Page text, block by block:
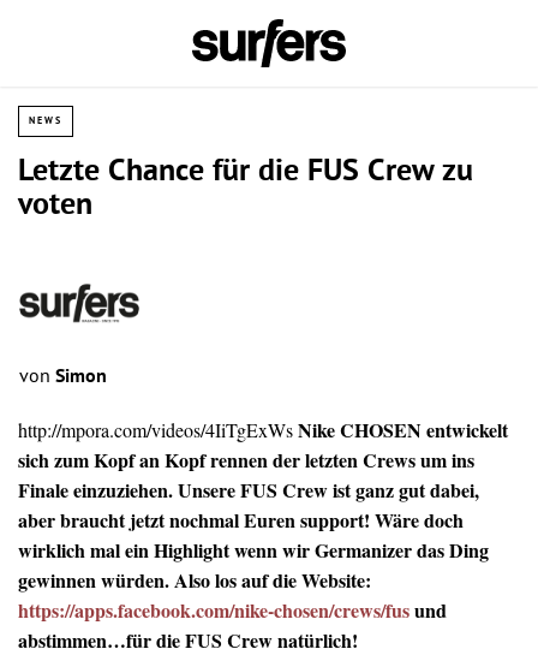
NEWS
Letzte Chance für die FUS Crew zu
voten
von Simon
http://mpora.com/videos/4IiTgExWsNike CHOSEN entwickelt
sich zum Kopf an Kopf rennen der letzten Crews um ins
Finale einzuziehen. Unsere FUS Crew ist ganz gut dabei,
aber braucht jetzt nochmal Euren support! Wäre doch
wirklich mal ein Highlight wenn wir Germanizer das Ding
gewinnen würden. Also los auf die Website:
https://apps.facebook.com/nike-chosen/crews/fusund
abstimmen…für die FUS Crew natürlich!